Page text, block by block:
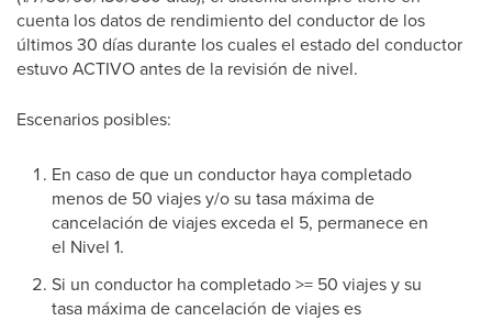
cuenta los datos de rendimiento del conductor de los
últimos 30 días durante los cuales el estado del conductor
estuvo ACTIVO antes de la revisión de nivel.
Escenarios posibles:
En caso de que un conductor haya completado
menos de 50 viajes y/o su tasa máxima de
cancelación de viajes exceda el 5, permanece en
el Nivel 1.
Si un conductor ha completado >= 50 viajes y su
tasa máxima de cancelación de viajes es